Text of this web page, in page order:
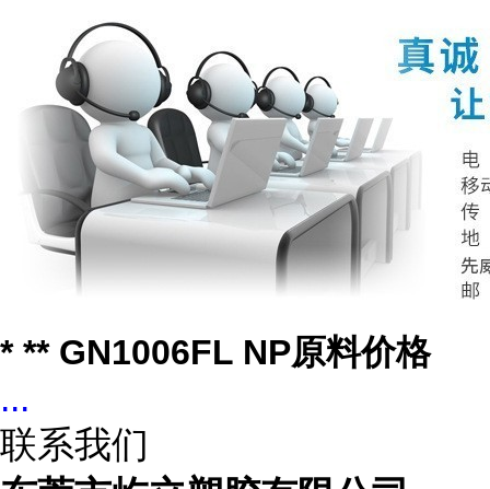
* ** GN1006FL NP原料价格
...
联系我们